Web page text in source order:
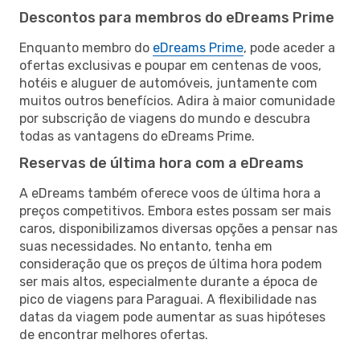
Descontos para membros do eDreams Prime
Enquanto membro do eDreams Prime, pode aceder a
ofertas exclusivas e poupar em centenas de voos,
hotéis e aluguer de automóveis, juntamente com
muitos outros benefícios. Adira à maior comunidade
por subscrição de viagens do mundo e descubra
todas as vantagens do eDreams Prime.
Reservas de última hora com a eDreams
A eDreams também oferece voos de última hora a
preços competitivos. Embora estes possam ser mais
caros, disponibilizamos diversas opções a pensar nas
suas necessidades. No entanto, tenha em
consideração que os preços de última hora podem
ser mais altos, especialmente durante a época de
pico de viagens para Paraguai. A flexibilidade nas
datas da viagem pode aumentar as suas hipóteses
de encontrar melhores ofertas.